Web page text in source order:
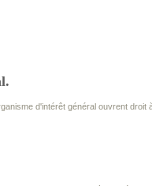
d'intérêt général ouvrent